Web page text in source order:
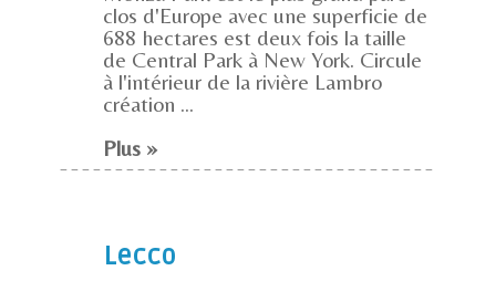
clos d'Europe avec une superficie de
688 hectares est deux fois la taille
de Central Park à New York. Circule
à l'intérieur de la rivière Lambro
création ...
Plus »
Lecco